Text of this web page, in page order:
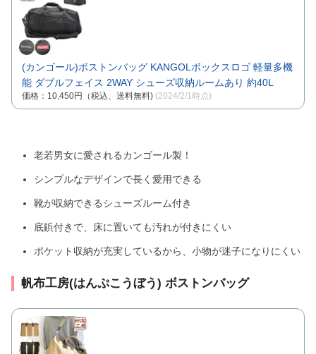
(カンゴール)ボストンバッグ KANGOLボックスロゴ 軽量多機
能 ダブルフェイス 2WAY シューズ収納ルームあり 約40L
価格：10,450円（税込、送料無料) (2024/2/1時点)
老若男女に愛されるカンゴール製！
シンプルなデザインで長く愛用できる
靴が収納できるシューズルーム付き
底鋲付きで、床に置いても汚れが付きにくい
ポケット収納が充実しているから、小物が迷子になりにくい
帆布工房(はんぷこうぼう) ボストンバッグ